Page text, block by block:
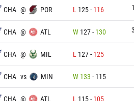
CHA @ POR L 125- 116
CHA @ ATL W 127- 130
CHA @ MIL L 127- 125
CHA vs MIN W 133 - 115
CHA @ ATL L 115- 105